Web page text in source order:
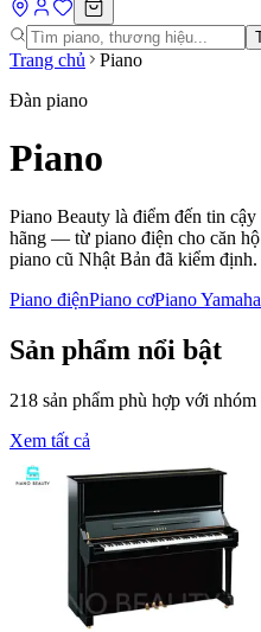
Trang chủ
Piano
Đàn piano
Piano
Piano Beauty là điểm đến tin
hãng — từ piano điện cho căn
piano cũ Nhật Bản đã kiểm định.
Piano điệnPiano cơPiano Yamaha
Sản phẩm nổi bật
218 sản phẩm phù hợp với nhóm
Xem tất cả